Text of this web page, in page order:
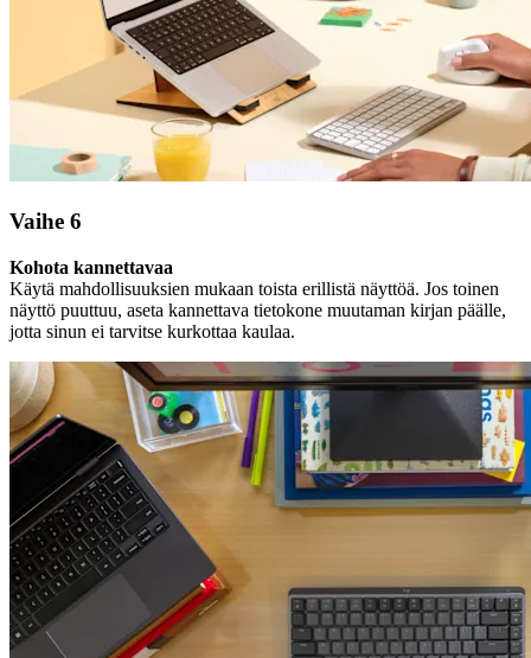
Vaihe 6
Kohota kannettavaa
Käytä mahdollisuuksien mukaan toista erillistä näyttöä. Jos toinen
näyttö puuttuu, aseta kannettava tietokone muutaman kirjan päälle,
jotta sinun ei tarvitse kurkottaa kaulaa.